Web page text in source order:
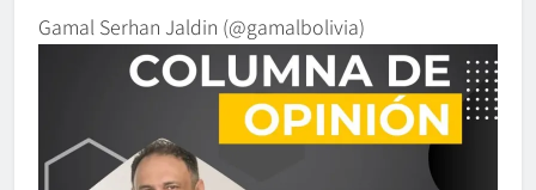
Gamal Serhan Jaldin (@gamalbolivia)